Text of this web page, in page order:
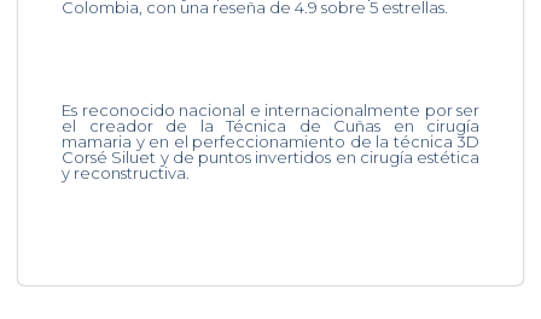
Colombia, con una reseña de 4.9 sobre 5 estrellas.
Es reconocido nacional e internacionalmente por ser
el creador de la Técnica de Cuñas en cirugía
mamaria y en el perfeccionamiento de la técnica 3D
Corsé Siluet y de puntos invertidos en cirugía estética
y reconstructiva.